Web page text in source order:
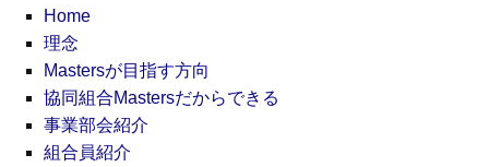
Home
理念
Mastersが目指す方向
協同組合Mastersだからできる
事業部会紹介
組合員紹介